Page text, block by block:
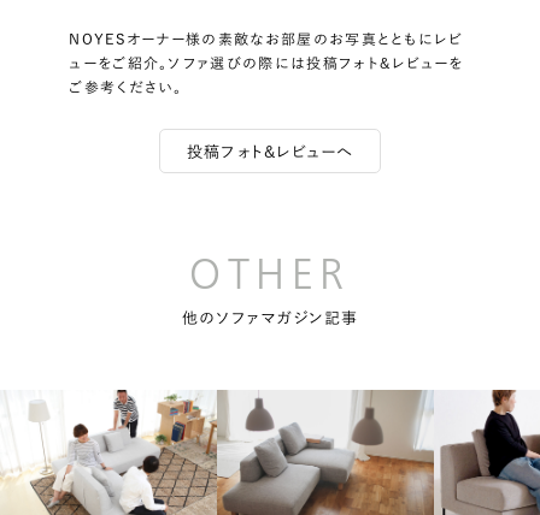
NOYESオーナー様の素敵なお部屋のお写真とともにレビ
ューをご紹介。ソファ選びの際には投稿フォト＆レビューを
ご参考ください。
投稿フォト&レビューへ
OTHER
他のソファマガジン記事